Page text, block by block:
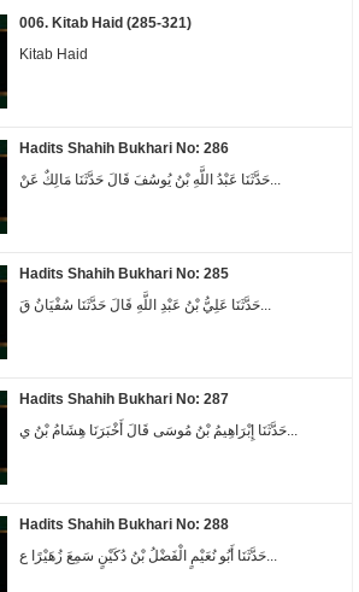
006. Kitab Haid (285-321)
Kitab Haid
Hadits Shahih Bukhari No: 286
حَدَّثَنَا عَبْدُ اللَّهِ بْنُ يُوسُفَ قَالَ حَدَّثَنَا مَالِكٌ عَنْ...
Hadits Shahih Bukhari No: 285
حَدَّثَنَا عَلِيُّ بْنُ عَبْدِ اللَّهِ قَالَ حَدَّثَنَا سُفْيَانُ قَ...
Hadits Shahih Bukhari No: 287
Hadits Shahih Bukhari No: 288